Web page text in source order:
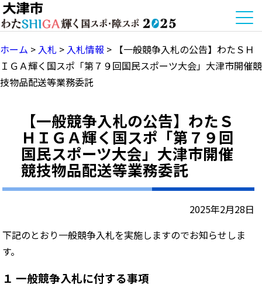
ホーム > 入札 > 入札情報 > 【一般競争入札の公告】わたＳＨ
ＩＧＡ輝く国スポ「第７９回国民スポーツ大会」大津市開催競
技物品配送等業務委託
【一般競争入札の公告】わたＳ
ＨＩＧＡ輝く国スポ「第７９回
国民スポーツ大会」大津市開催
競技物品配送等業務委託
2025年2月28日
下記のとおり一般競争入札を実施しますのでお知らせしま
す。
１ 一般競争入札に付する事項